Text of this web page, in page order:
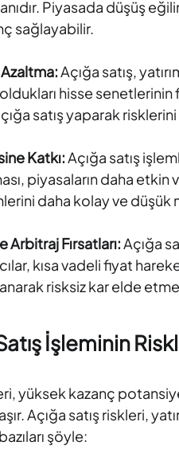
Piyasada düşüş
sağlayabilir.
Açığa satış,
oldukları hisse
satış yaparak
Katkı:Açığa satış
piyasaların daha etkin
daha kolay ve
Fırsatları:Açığa
kısa vadeli fiyat
risksiz kar elde
İşleminin
yüksek kazanç
Açığa satış riskleri,
şöyle: